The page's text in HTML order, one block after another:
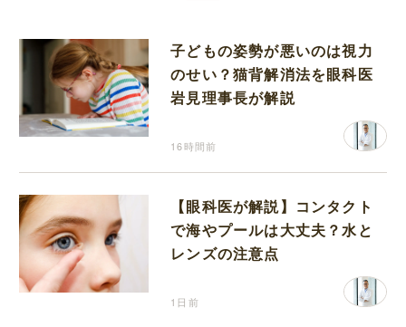
子どもの姿勢が悪いのは視力
のせい？猫背解消法を眼科医
岩見理事長が解説
16時間前
【眼科医が解説】コンタクト
で海やプールは大丈夫？水と
レンズの注意点
1日前